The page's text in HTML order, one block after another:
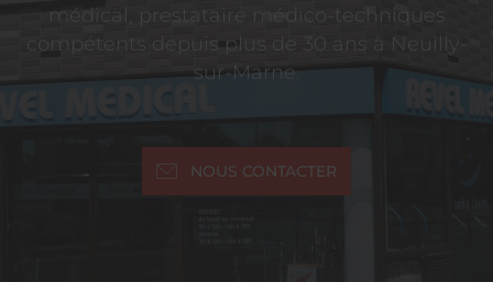
médical, prestataire médico-techniques
compétents depuis plus de 30 ans à Neuilly-
sur-Marne.
NOUS CONTACTER